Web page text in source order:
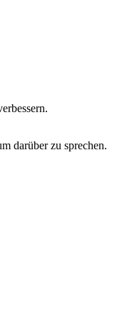
darüber zu sprechen.